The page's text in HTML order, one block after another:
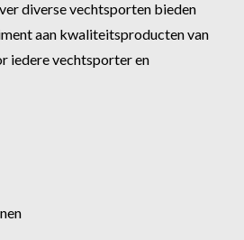
diverse vechtsporten bieden
aan kwaliteitsproducten van
iedere vechtsporter en